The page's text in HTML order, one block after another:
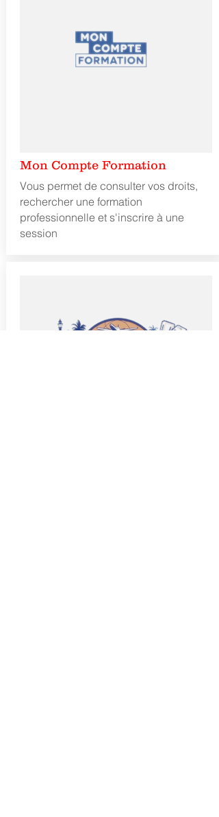
Mon Compte Formation
Vous permet de consulter vos droits,
rechercher une formation
professionnelle et s'inscrire à une
session